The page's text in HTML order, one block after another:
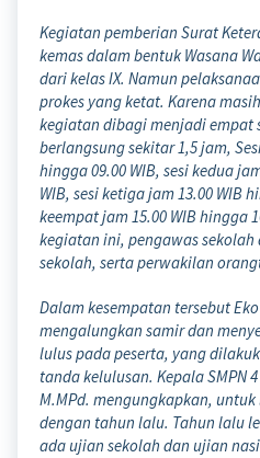
Kegiatan pemberian Surat
kemas dalam bentuk Wasana
dari kelas IX. Namun
prokes yang ketat. Karena
kegiatan dibagi menjadi empat
berlangsung sekitar 1,5 jam,
hingga 09.00 WIB, sesi kedua
WIB, sesi ketiga jam 13.00 WIB
keempat jam 15.00 WIB hingga
kegiatan ini, pengawas
sekolah, serta perwakilan
Dalam kesempatan tersebut
mengalungkan samir dan
lulus pada peserta, yang
tanda kelulusan. Kepala SMPN
M.MPd. mengungkapkan,
dengan tahun lalu. Tahun lalu
ada ujian sekolah dan ujian